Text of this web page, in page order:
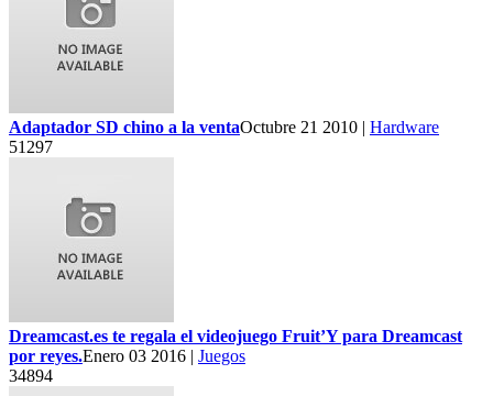
Adaptador SD chino a la ventaOctubre 21 2010 | Hardware
51297
Dreamcast.es te regala el videojuego Fruit’Y para Dreamcast
por reyes.Enero 03 2016 | Juegos
34894